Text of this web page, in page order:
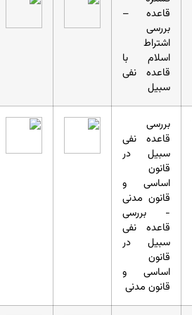
قاعده –
بررسی
اشتراط
اسلام با
قاعده نفی
سبیل
بررسی
قاعده نفی
سبیل در
قانون
اساسی و
قانون مدنی
- بررسی
قاعده نفی
سبیل در
قانون
اساسی و
قانون مدنی